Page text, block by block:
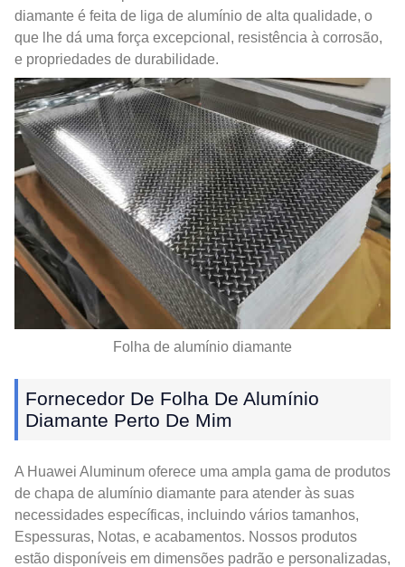
diamante é feita de liga de alumínio de alta qualidade, o
que lhe dá uma força excepcional, resistência à corrosão,
e propriedades de durabilidade.
Folha de alumínio diamante
Fornecedor De Folha De Alumínio
Diamante Perto De Mim
A Huawei Aluminum oferece uma ampla gama de produtos
de chapa de alumínio diamante para atender às suas
necessidades específicas, incluindo vários tamanhos,
Espessuras, Notas, e acabamentos. Nossos produtos
estão disponíveis em dimensões padrão e personalizadas,